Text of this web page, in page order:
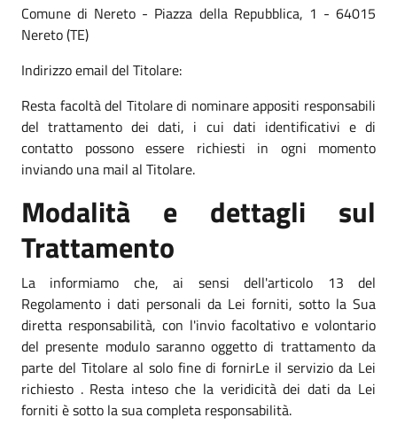
Comune di Nereto - Piazza della Repubblica, 1 - 64015
Nereto (TE)
Indirizzo email del Titolare:
Resta facoltà del Titolare di nominare appositi responsabili
del trattamento dei dati, i cui dati identificativi e di
contatto possono essere richiesti in ogni momento
inviando una mail al Titolare.
Modalità e dettagli sul
Trattamento
La informiamo che, ai sensi dell'articolo 13 del
Regolamento i dati personali da Lei forniti, sotto la Sua
diretta responsabilità, con l'invio facoltativo e volontario
del presente modulo saranno oggetto di trattamento da
parte del Titolare al solo fine di fornirLe il servizio da Lei
richiesto . Resta inteso che la veridicità dei dati da Lei
forniti è sotto la sua completa responsabilità.